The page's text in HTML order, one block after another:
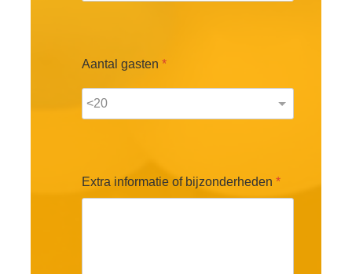
Aantal gasten *
Extra informatie of bijzonderheden *